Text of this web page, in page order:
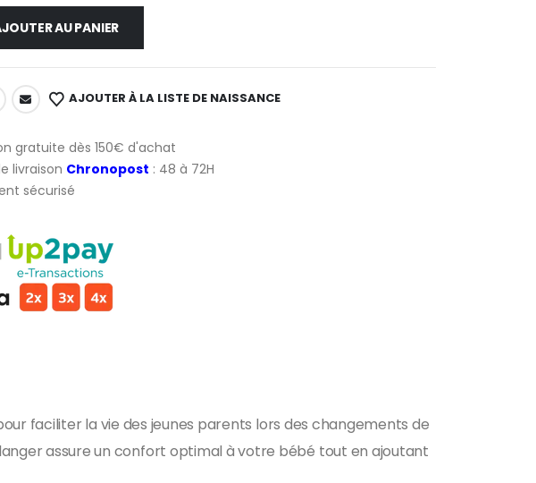
AU PANIER
AJOUTER À LA LISTE DE NAISSANCE
gratuite dès 150€ d'achat
livraison Chronopost : 48 à 72H
sécurisé
faciliter la vie des jeunes parents lors des changements de
assure un confort optimal à votre bébé tout en ajoutant